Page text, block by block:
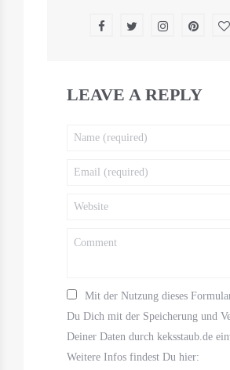
LEAVE A REPLY
Mit der Nutzung dieses
Du Dich mit der Speicherung und
Deiner Daten durch keksstaub.de
Weitere Infos findest Du hier: